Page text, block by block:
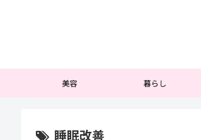
美容 暮らし
睡眠改善